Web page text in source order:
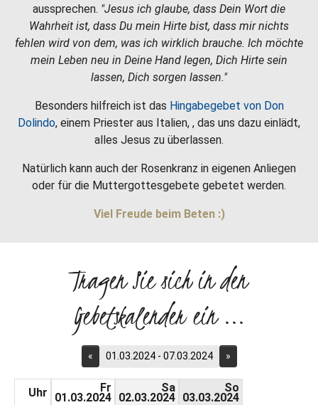
aussprechen. "Jesus ich glaube, dass Dein Wort die
Wahrheit ist, dass Du mein Hirte bist, dass mir nichts
fehlen wird von dem, was ich wirklich brauche. Ich möchte
mein Leben neu in Deine Hand legen, Dich Hirte sein
lassen, Dich sorgen lassen."
Besonders hilfreich ist das Hingabegebet von Don
Dolindo, einem Priester aus Italien, , das uns dazu einlädt,
alles Jesus zu überlassen.
Natürlich kann auch der Rosenkranz in eigenen Anliegen
oder für die Muttergottesgebete gebetet werden.
Viel Freude beim Beten :)
Tragen Sie sich in den
Gebetskalender ein ...
« 01.03.2024 - 07.03.2024 »
Uhr Fr
01.03.2024
Sa
02.03.2024
So
03.03.2024